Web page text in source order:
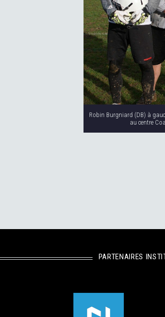
Robin Burgniard (DB) à
au centre
PARTENAIRES